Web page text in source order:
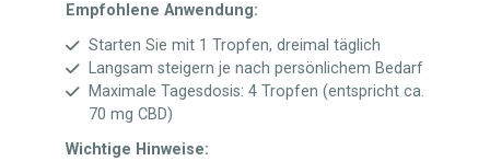
Empfohlene Anwendung:
Starten Sie mit 1 Tropfen, dreimal täglich
Langsam steigern je nach persönlichem Bedarf
Maximale Tagesdosis: 4 Tropfen (entspricht ca.
70 mg CBD)
Wichtige Hinweise: